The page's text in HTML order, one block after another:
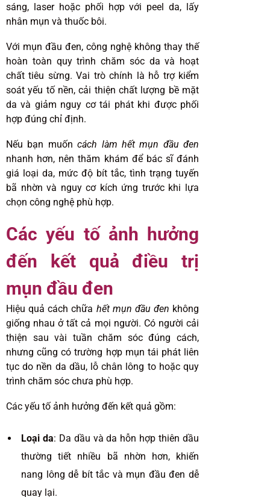
sáng, laser hoặc phối hợp với peel da, lấy
nhân mụn và thuốc bôi.
Với mụn đầu đen, công nghệ không thay thế
hoàn toàn quy trình chăm sóc da và hoạt
chất tiêu sừng. Vai trò chính là hỗ trợ kiểm
soát yếu tố nền, cải thiện chất lượng bề mặt
da và giảm nguy cơ tái phát khi được phối
hợp đúng chỉ định.
Nếu bạn muốncách làm hết mụn đầu đen
nhanh hơn, nên thăm khám để bác sĩ đánh
giá loại da, mức độ bít tắc, tình trạng tuyến
bã nhờn và nguy cơ kích ứng trước khi lựa
chọn công nghệ phù hợp.
Các yếu tố ảnh hưởng
đến kết quả điều trị
mụn đầu đen
Hiệu quả cách chữa hết mụn đầu đen không
giống nhau ở tất cả mọi người. Có người cải
thiện sau vài tuần chăm sóc đúng cách,
nhưng cũng có trường hợp mụn tái phát liên
tục do nền da dầu, lỗ chân lông to hoặc quy
trình chăm sóc chưa phù hợp.
Các yếu tố ảnh hưởng đến kết quả gồm:
Loại da: Da dầu và da hỗn hợp thiên dầu
thường tiết nhiều bã nhờn hơn, khiến
nang lông dễ bít tắc và mụn đầu đen dễ
quay lại.